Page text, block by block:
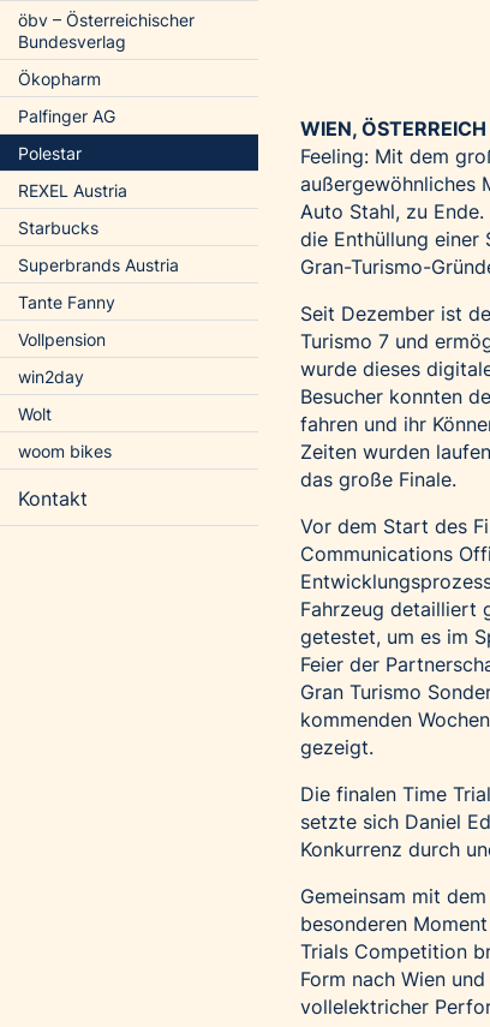
öbv – Österreichischer
Bundesverlag
Ökopharm
Palfinger AG
Polestar
REXEL Austria
Starbucks
Superbrands Austria
Tante Fanny
Vollpension
win2day
Wolt
woom bikes
Kontakt
WIEN,
Feeling: Mit dem
außergewöhnliches
Auto Stahl, zu
die Enthüllung einer
Gran-Turismo-
Seit Dezember ist
Turismo 7 und
wurde dieses
Besucher konnten
fahren und ihr
Zeiten wurden
das große Finale.
Vor dem Start des
Communications
Fahrzeug detailliert
getestet, um es im
Feier der
Gran Turismo
kommenden
gezeigt.
Die finalen Time
setzte sich Daniel
Konkurrenz durch
Gemeinsam mit
besonderen
Trials Competition
Form nach Wien
vollelektricher